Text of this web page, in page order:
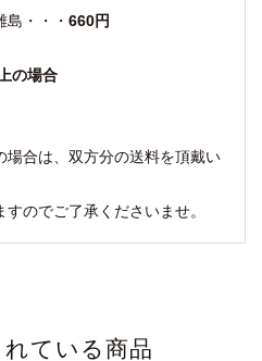
島・・・ 660円
の場合
合は、双方分の送料を頂戴い
のでご了承くださいませ。
ている商品